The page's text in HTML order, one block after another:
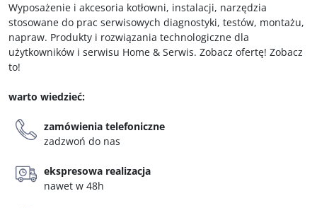
Wyposażenie i akcesoria kotłowni, instalacji, narzędzia
stosowane do prac serwisowych diagnostyki, testów, montażu,
napraw. Produkty i rozwiązania technologiczne dla
użytkowników i serwisu Home & Serwis. Zobacz ofertę! Zobacz
to!
warto wiedzieć:
zamówienia telefoniczne
zadzwoń do nas
ekspresowa realizacja
nawet w 48h